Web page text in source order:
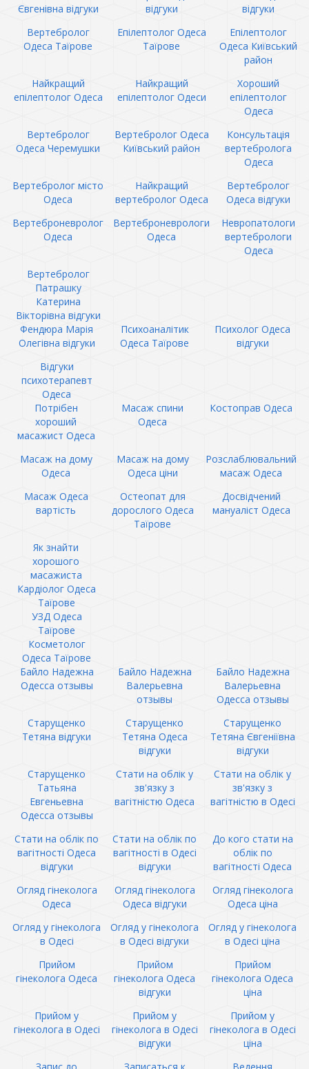
Євгенівна відгуки
відгуки
відгуки
Вертебролог
Одеса Таїрове
Епілептолог Одеса
Таїрове
Епілептолог
Одеса Київський
район
Найкращий
епілептолог Одеса
Найкращий
епілептолог Одеси
Хороший
епілептолог
Одеса
Вертебролог
Одеса Черемушки
Вертебролог Одеса
Київський район
Консультація
вертебролога
Одеса
Вертебролог місто
Одеса
Найкращий
вертебролог Одеса
Вертебролог
Одеса відгуки
Вертеброневролог
Одеса
Вертеброневрологи
Одеса
Невропатологи
вертебрологи
Одеса
Вертебролог
Патрашку
Катерина
Вікторівна відгуки
Фендюра Марія
Олегівна відгуки
Психоаналітик
Одеса Таїрове
Психолог Одеса
відгуки
Відгуки
психотерапевт
Одеса
Потрібен
хороший
масажист Одеса
Масаж спини
Одеса
Костоправ Одеса
Масаж на дому
Одеса
Масаж на дому
Одеса ціни
Розслаблювальний
масаж Одеса
Масаж Одеса
вартість
Остеопат для
дорослого Одеса
Таїрове
Досвідчений
мануаліст Одеса
Як знайти
хорошого
масажиста
Кардіолог Одеса
Таїрове
УЗД Одеса
Таїрове
Косметолог
Одеса Таїрове
Байло Надежна
Одесса отзывы
Байло Надежна
Валерьевна
отзывы
Байло Надежна
Валерьевна
Одесса отзывы
Старущенко
Тетяна відгуки
Старущенко
Тетяна Одеса
відгуки
Старущенко
Тетяна Євгеніївна
відгуки
Старущенко
Татьяна
Евгеньевна
Одесса отзывы
Стати на облік у
зв'язку з
вагітністю Одеса
Стати на облік у
зв'язку з
вагітністю в Одесі
Стати на облік по
вагітності Одеса
відгуки
Стати на облік по
вагітності в Одесі
відгуки
До кого стати на
облік по
вагітності Одеса
Огляд гінеколога
Одеса
Огляд гінеколога
Одеса відгуки
Огляд гінеколога
Одеса ціна
Огляд у гінеколога
в Одесі
Огляд у гінеколога
в Одесі відгуки
Огляд у гінеколога
в Одесі ціна
Прийом
гінеколога Одеса
Прийом
гінеколога Одеса
відгуки
Прийом
гінеколога Одеса
ціна
Прийом у
гінеколога в Одесі
Прийом у
гінеколога в Одесі
відгуки
Прийом у
гінеколога в Одесі
ціна